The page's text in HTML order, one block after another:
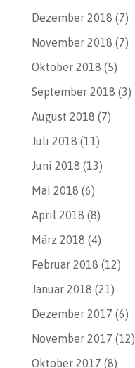
Dezember 2018 (7)
November 2018 (7)
Oktober 2018 (5)
September 2018 (3)
August 2018 (7)
Juli 2018 (11)
Juni 2018 (13)
Mai 2018 (6)
April 2018 (8)
März 2018 (4)
Februar 2018 (12)
Januar 2018 (21)
Dezember 2017 (6)
November 2017 (12)
Oktober 2017 (8)